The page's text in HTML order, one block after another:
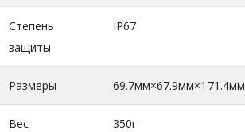
Степень
защиты
IP67
Размеры 69.7мм×67.9мм×171.4мм
Вес 350г